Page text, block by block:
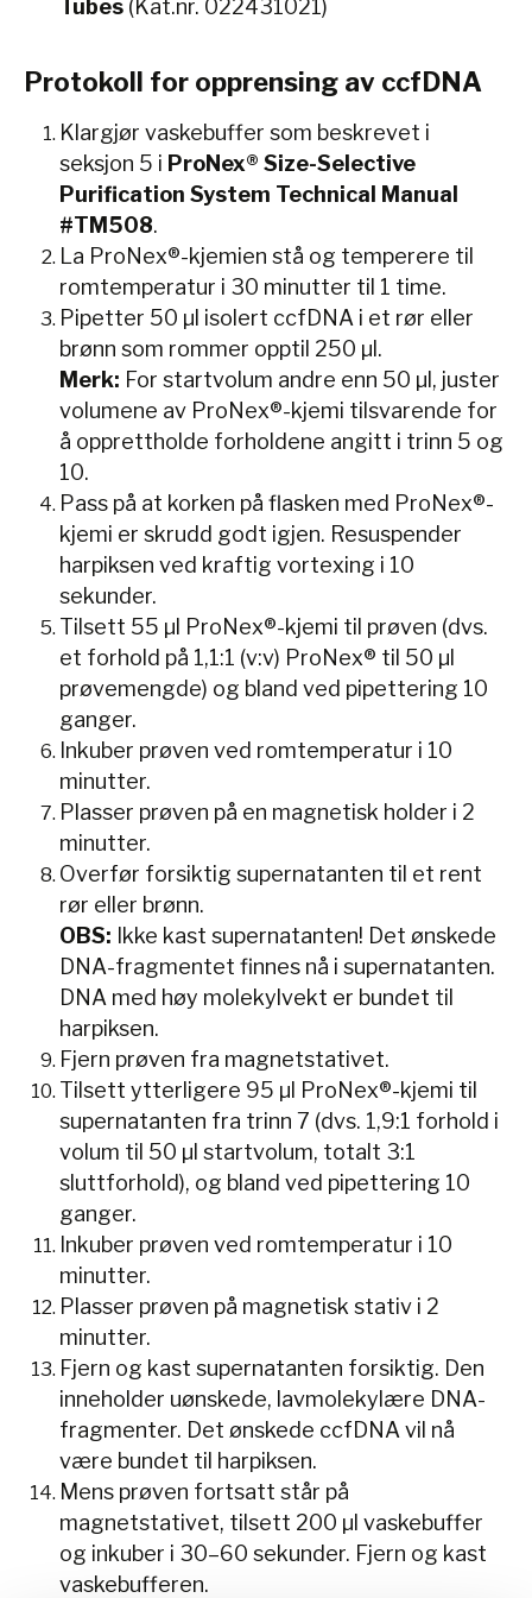
Tubes (Kat.nr. 022431021)
Protokoll for opprensing av ccfDNA
Klargjør vaskebuffer som beskrevet i
seksjon 5 i ProNex® Size-Selective
Purification System Technical Manual
#TM508.
La ProNex®-kjemien stå og temperere til
romtemperatur i 30 minutter til 1 time.
Pipetter 50 µl isolert ccfDNA i et rør eller
brønn som rommer opptil 250 µl.
Merk: For startvolum andre enn 50 µl, juster
volumene av ProNex®-kjemi tilsvarende for
å opprettholde forholdene angitt i trinn 5 og
10.
Pass på at korken på flasken med ProNex®-
kjemi er skrudd godt igjen. Resuspender
harpiksen ved kraftig vortexing i 10
sekunder.
Tilsett 55 µl ProNex®-kjemi til prøven (dvs.
et forhold på 1,1:1 (v:v) ProNex® til 50 µl
prøvemengde) og bland ved pipettering 10
ganger.
Inkuber prøven ved romtemperatur i 10
minutter.
Plasser prøven på en magnetisk holder i 2
minutter.
Overfør forsiktig supernatanten til et rent
rør eller brønn.
OBS: Ikke kast supernatanten! Det ønskede
DNA-fragmentet finnes nå i supernatanten.
DNA med høy molekylvekt er bundet til
harpiksen.
Fjern prøven fra magnetstativet.
Tilsett ytterligere 95 µl ProNex®-kjemi til
supernatanten fra trinn 7 (dvs. 1,9:1 forhold i
volum til 50 µl startvolum, totalt 3:1
sluttforhold), og bland ved pipettering 10
ganger.
Inkuber prøven ved romtemperatur i 10
minutter.
Plasser prøven på magnetisk stativ i 2
minutter.
Fjern og kast supernatanten forsiktig. Den
inneholder uønskede, lavmolekylære DNA-
fragmenter. Det ønskede ccfDNA vil nå
være bundet til harpiksen.
Mens prøven fortsatt står på
magnetstativet, tilsett 200 µl vaskebuffer
og inkuber i 30–60 sekunder. Fjern og kast
vaskebufferen.